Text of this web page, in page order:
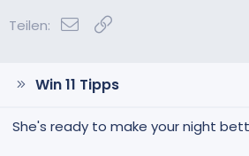
Teilen:
E-Mail
Win 11 Tipps
She's ready to make your night